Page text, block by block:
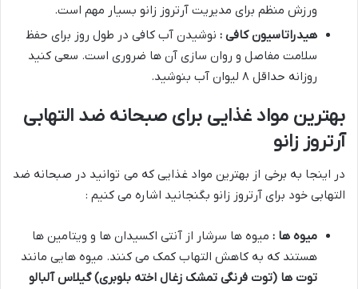
ورزش منظم برای مدیریت آرتروز زانو بسیار مهم است.
هیدراتاسیون کافی : نوشیدن آب کافی در طول روز برای حفظ
سلامت مفاصل و روان سازی آن ها ضروری است. سعی کنید
روزانه حداقل ۸ لیوان آب بنوشید.
بهترین مواد غذایی برای صبحانه ضد التهابی
آرتروز زانو
در اینجا به برخی از بهترین مواد غذایی که می توانید در صبحانه ضد
التهابی خود برای آرتروز زانو بگنجانید اشاره می کنیم :
میوه ها : میوه ها سرشار از آنتی اکسیدان ها و ویتامین ها
هستند که به کاهش التهاب کمک می کنند. میوه هایی مانند
توت ها (توت فرنگی تمشک زغال اخته بلوبری) گیلاس آلبالو